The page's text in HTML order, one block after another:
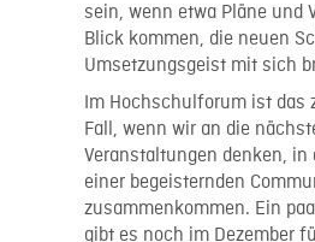
sein, wenn etwa Pläne und
Blick kommen, die neuen
Umsetzungsgeist mit sich
Im Hochschulforum ist das
Fall, wenn wir an die
Veranstaltungen denken, in
einer begeisternden
zusammenkommen. Ein
gibt es noch im Dezember